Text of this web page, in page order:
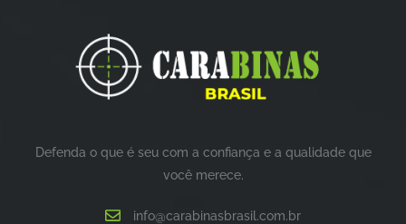
Defenda o que é seu com a confiança e a qualidade que
você merece.
info@carabinasbrasil.com.br